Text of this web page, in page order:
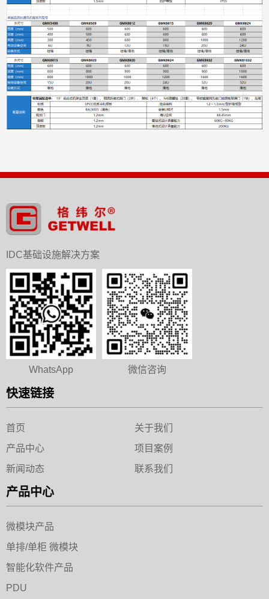
IDC基础设施解决方案
WhatsApp 微信咨询
快速链接
首页
关于我们
产品中心
项目案例
新闻动态
联系我们
产品中心
微模块产品
单排/单柜 微模块
智能化软件产品
PDU